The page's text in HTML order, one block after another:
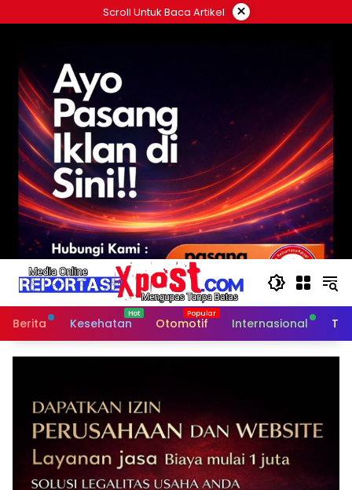
ke
Scroll Untuk Baca Artikel ×
Berita Kesehatan Otomotif Internasional